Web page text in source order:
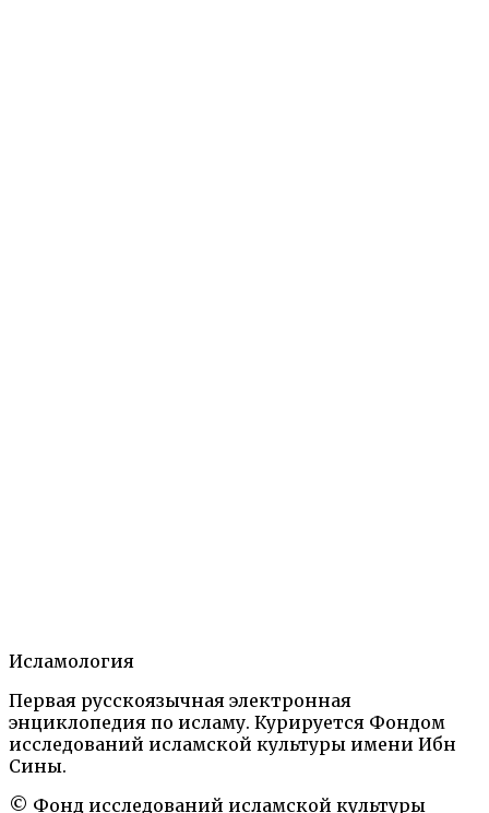
Государства, династии, партииИслам на
территории бывшей Российской империи.
Энциклопедический словарь. М.: 2006, 2018
Исламология
Первая русскоязычная электронная
энциклопедия по исламу. Курируется Фондом
исследований исламской культуры имени Ибн
Сины.
© Фонд исследований исламской культуры